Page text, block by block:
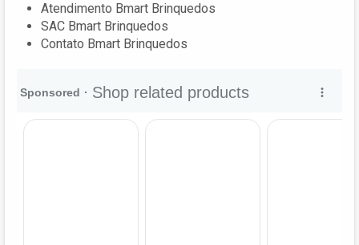
Atendimento Bmart Brinquedos
SAC Bmart Brinquedos
Contato Bmart Brinquedos